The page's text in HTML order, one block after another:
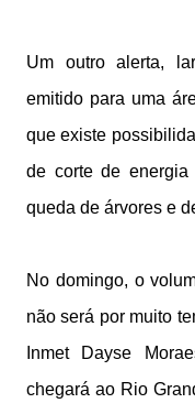
Um outro alerta,
emitido para uma
que existe
de corte de energia
queda de árvores e
No domingo, o
não será por muito
Inmet Dayse
chegará ao Rio